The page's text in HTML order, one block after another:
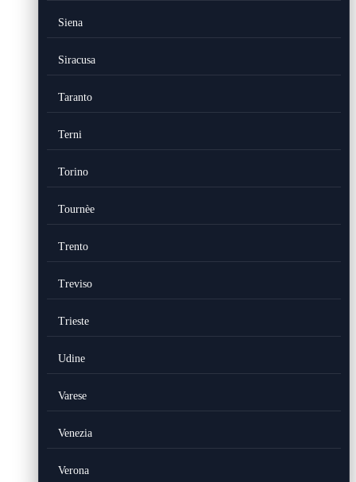
Siena
Siracusa
Taranto
Terni
Torino
Tournèe
Trento
Treviso
Trieste
Udine
Varese
Venezia
Verona